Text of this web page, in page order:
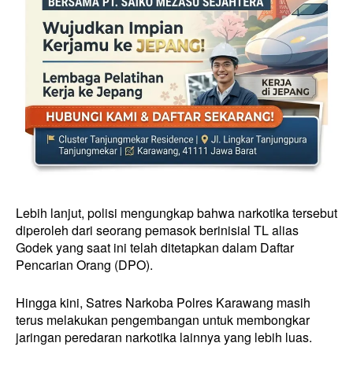
Lebih lanjut, polisi mengungkap bahwa narkotika tersebut
diperoleh dari seorang pemasok berinisial TL alias
Godek yang saat ini telah ditetapkan dalam Daftar
Pencarian Orang (DPO).
Hingga kini, Satres Narkoba Polres Karawang masih
terus melakukan pengembangan untuk membongkar
jaringan peredaran narkotika lainnya yang lebih luas.